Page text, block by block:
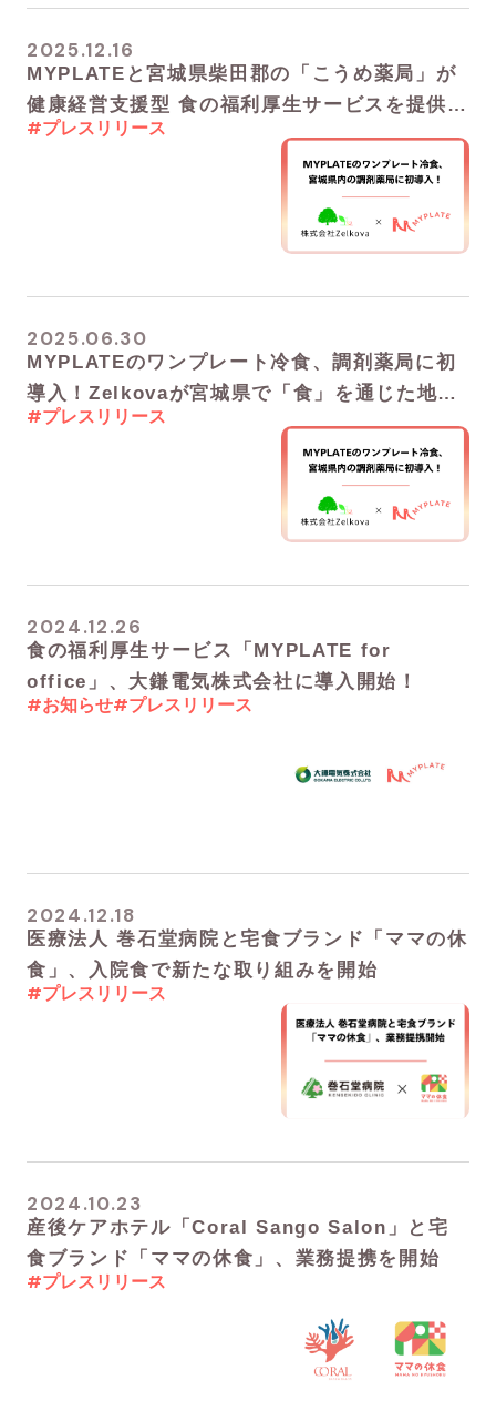
2025.12.16
MYPLATEと宮城県柴田郡の「こうめ薬局」が
健康経営支援型 食の福利厚生サービスを提供開
始！― 治療だけでなく「予防医療」で、いつま
#プレスリリース
2025.06.30
MYPLATEのワンプレート冷食、調剤薬局に初
導入！Zelkovaが宮城県で「食」を通じた地域
の健康支援を強化
#プレスリリース
2024.12.26
食の福利厚生サービス「MYPLATE for
office」、大鎌電気株式会社に導入開始！
#お知らせ#プレスリリース
2024.12.18
医療法人 巻石堂病院と宅食ブランド「ママの休
食」、入院食で新たな取り組みを開始
#プレスリリース
2024.10.23
産後ケアホテル「Coral Sango Salon」と宅
食ブランド「ママの休食」、業務提携を開始
#プレスリリース